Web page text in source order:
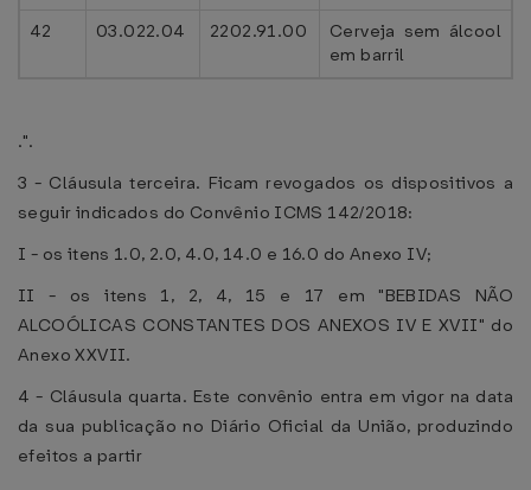
42
03.022.04 2202.91.00
Cerveja sem álcool
em barril
.".
3 - Cláusula terceira. Ficam revogados os dispositivos a
seguir indicados do Convênio ICMS 142/2018:
I - os itens 1.0, 2.0, 4.0, 14.0 e 16.0 do Anexo IV;
II - os itens 1, 2, 4, 15 e 17 em "BEBIDAS NÃO
ALCOÓLICAS CONSTANTES DOS ANEXOS IV E XVII" do
Anexo XXVII.
4 - Cláusula quarta. Este convênio entra em vigor na data
da sua publicação no Diário Oficial da União, produzindo
efeitos a partir